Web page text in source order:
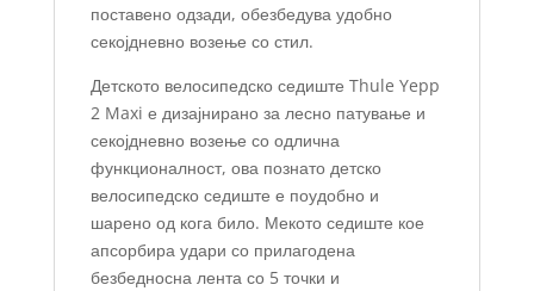
поставено одзади, обезбедува удобно
секојдневно возење со стил.
Детското велосипедско седиште Thule Yepp
2 Maxi е дизајнирано за лесно патување и
секојдневно возење со одлична
функционалност, ова познато детско
велосипедско седиште е поудобно и
шарено од кога било. Мекото седиште кое
апсорбира удари со прилагодена
безбедносна лента со 5 точки и